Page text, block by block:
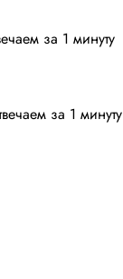
за 1 минуту
за 1 минуту